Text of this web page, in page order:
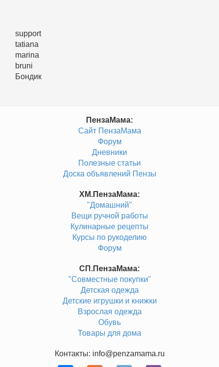
support
tatiana
marina
bruni
Бондик
ПензаМама:
Сайт ПензаМама
Форум
Дневники
Полезные статьи
Доска объявлений Пензы
ХМ.ПензаМама:
"Домашний"
Вещи ручной работы
Кулинарные рецепты
Курсы по рукоделию
Форум
СП.ПензаМама:
"Совместные покупки"
Детская одежда
Детские игрушки и книжки
Взрослая одежда
Обувь
Товары для дома
Контакты: info@penzamama.ru